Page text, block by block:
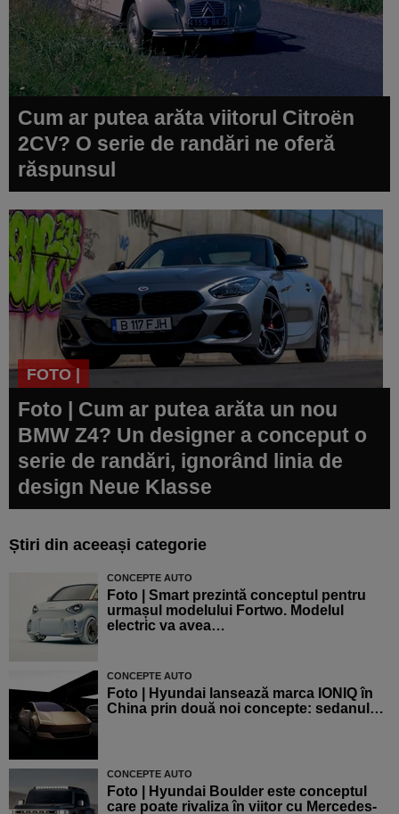
Cum ar putea arăta viitorul Citroën
2CV? O serie de randări ne oferă
răspunsul
FOTO |
Foto | Cum ar putea arăta un nou
BMW Z4? Un designer a conceput o
serie de randări, ignorând linia de
design Neue Klasse
Știri din aceeași categorie
CONCEPTE AUTO
Foto | Smart prezintă conceptul pentru
urmașul modelului Fortwo. Modelul
electric va avea…
CONCEPTE AUTO
Foto | Hyundai lansează marca IONIQ în
China prin două noi concepte: sedanul…
CONCEPTE AUTO
Foto | Hyundai Boulder este conceptul
care poate rivaliza în viitor cu Mercedes-